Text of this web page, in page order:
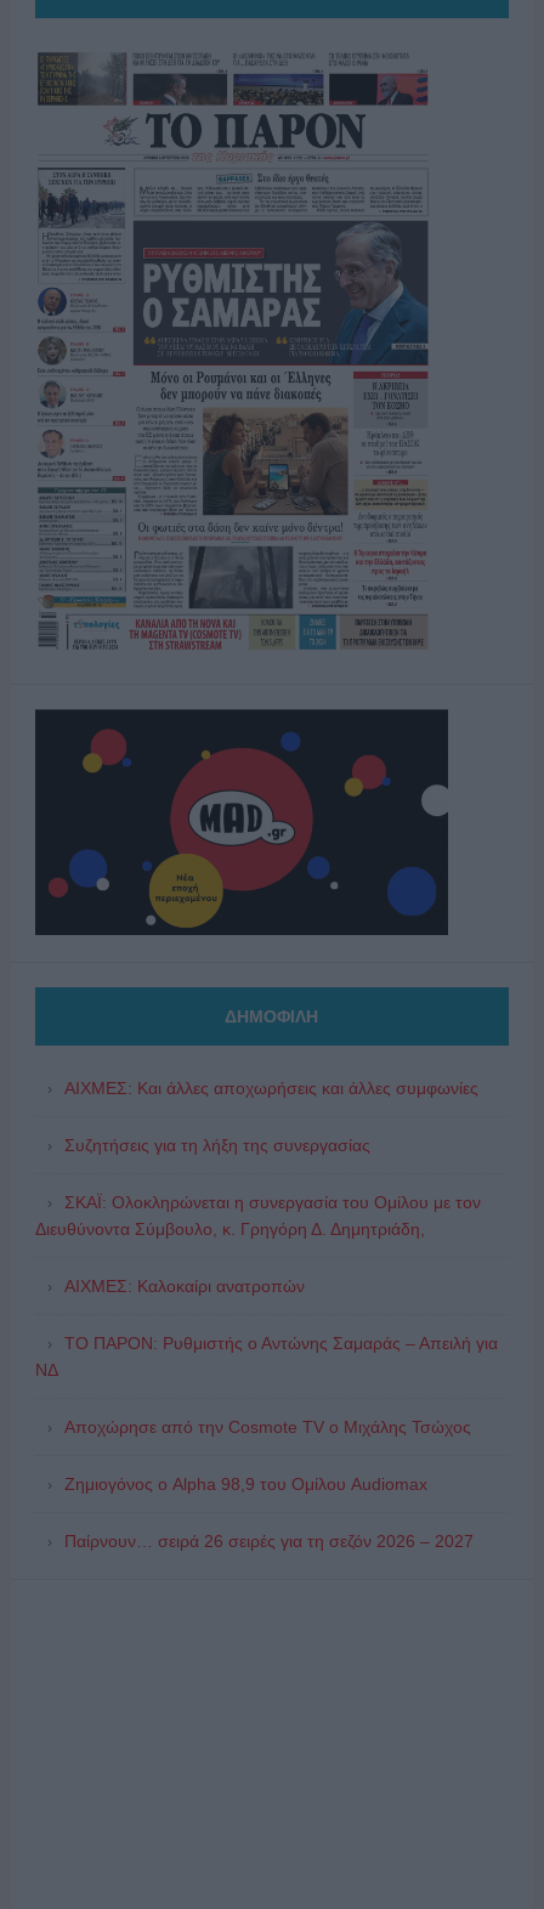
ΔΗΜΟΦΙΛΗ
ΑΙΧΜΕΣ: Και άλλες αποχωρήσεις και άλλες συμφωνίες
Συζητήσεις για τη λήξη της συνεργασίας
ΣΚΑΪ: Ολοκληρώνεται η συνεργασία του Ομίλου με τον
Διευθύνοντα Σύμβουλο, κ. Γρηγόρη Δ. Δημητριάδη,
ΑΙΧΜΕΣ: Καλοκαίρι ανατροπών
ΤΟ ΠΑΡΟΝ: Ρυθμιστής ο Αντώνης Σαμαράς – Απειλή για
ΝΔ
Αποχώρησε από την Cosmote TV o Μιχάλης Τσώχος
Ζημιογόνος ο Alpha 98,9 του Ομίλου Audiomax
Παίρνουν… σειρά 26 σειρές για τη σεζόν 2026 – 2027